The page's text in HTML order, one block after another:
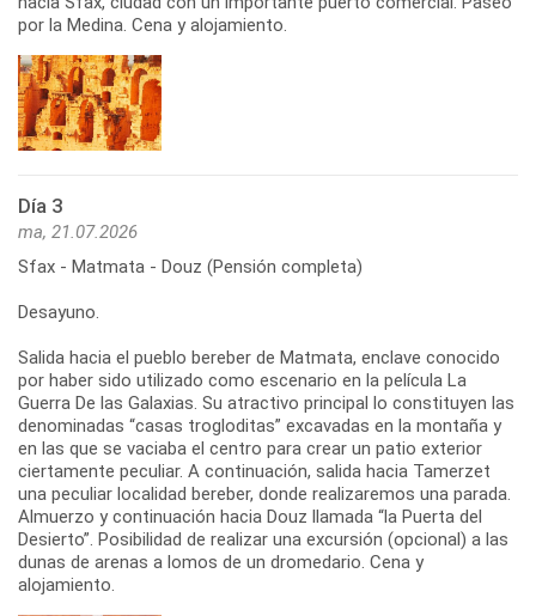
por la Medina. Cena y alojamiento.
Día 3
ma, 21.07.2026
Sfax - Matmata - Douz (Pensión completa)
Desayuno.
Salida hacia el pueblo bereber de Matmata, enclave conocido
por haber sido utilizado como escenario en la película La
Guerra De las Galaxias. Su atractivo principal lo constituyen las
denominadas “casas trogloditas” excavadas en la montaña y
en las que se vaciaba el centro para crear un patio exterior
ciertamente peculiar. A continuación, salida hacia Tamerzet
una peculiar localidad bereber, donde realizaremos una parada.
Almuerzo y continuación hacia Douz llamada “la Puerta del
Desierto”. Posibilidad de realizar una excursión (opcional) a las
dunas de arenas a lomos de un dromedario. Cena y
alojamiento.